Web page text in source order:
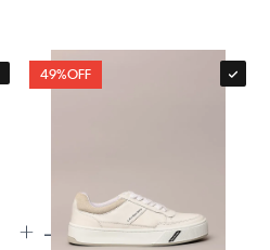
49%OFF